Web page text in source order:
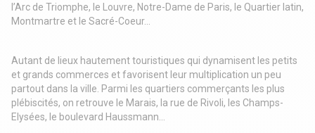
l’Arc de Triomphe, le Louvre, Notre-Dame de Paris, le Quartier latin,
Montmartre et le Sacré-Coeur…
Autant de lieux hautement touristiques qui dynamisent les petits
et grands commerces et favorisent leur multiplication un peu
partout dans la ville. Parmi les quartiers commerçants les plus
plébiscités, on retrouve le Marais, la rue de Rivoli, les Champs-
Elysées, le boulevard Haussmann…